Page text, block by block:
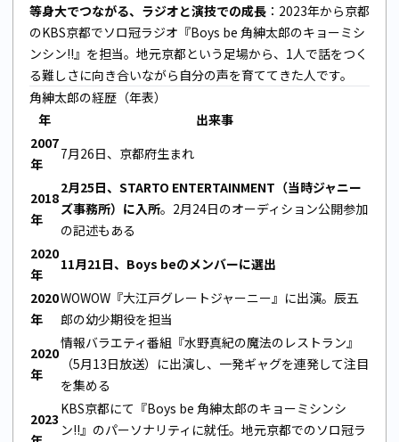
等身大でつながる、ラジオと演技での成長 ：2023年から京都
のKBS京都でソロ冠ラジオ『Boys be 角紳太郎のキョーミシ
ンシン!!』を担当。地元京都という足場から、1人で話をつく
る難しさに向き合いながら自分の声を育ててきた人です。
角紳太郎の経歴（年表）
年
出来事
2007
年
7月26日、京都府生まれ
2018
年
2月25日、STARTO ENTERTAINMENT（当時ジャニー
ズ事務所）に入所。2月24日のオーディション公開参加
の記述もある
2020
年
11月21日、Boys beのメンバーに選出
2020
年
WOWOW『大江戸グレートジャーニー』に出演。辰五
郎の幼少期役を担当
2020
年
情報バラエティ番組『水野真紀の魔法のレストラン』
（5月13日放送）に出演し、一発ギャグを連発して注目
を集める
2023
KBS京都にて『Boys be 角紳太郎のキョーミシンシ
ン!!』のパーソナリティに就任。地元京都でのソロ冠ラ